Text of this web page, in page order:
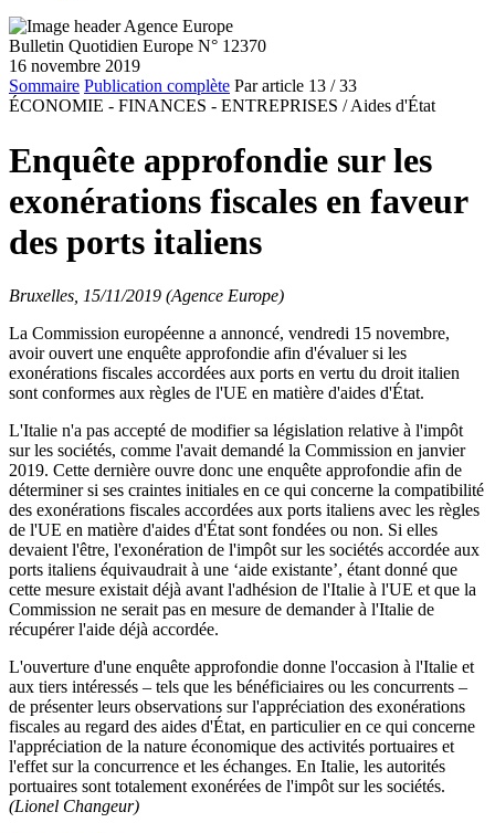
Bulletin Quotidien Europe N° 12370
16 novembre 2019
Sommaire Publication complète Par article 13 / 33
ÉCONOMIE - FINANCES - ENTREPRISES / Aides d'État
Enquête approfondie sur les
exonérations fiscales en faveur
des ports italiens
Bruxelles, 15/11/2019 (Agence Europe)
La Commission européenne a annoncé, vendredi 15 novembre,
avoir ouvert une enquête approfondie afin d'évaluer si les
exonérations fiscales accordées aux ports en vertu du droit italien
sont conformes aux règles de l'UE en matière d'aides d'État.
L'Italie n'a pas accepté de modifier sa législation relative à l'impôt
sur les sociétés, comme l'avait demandé la Commission en janvier
2019. Cette dernière ouvre donc une enquête approfondie afin de
déterminer si ses craintes initiales en ce qui concerne la compatibilité
des exonérations fiscales accordées aux ports italiens avec les règles
de l'UE en matière d'aides d'État sont fondées ou non. Si elles
devaient l'être, l'exonération de l'impôt sur les sociétés accordée aux
ports italiens équivaudrait à une ‘aide existante’, étant donné que
cette mesure existait déjà avant l'adhésion de l'Italie à l'UE et que la
Commission ne serait pas en mesure de demander à l'Italie de
récupérer l'aide déjà accordée.
L'ouverture d'une enquête approfondie donne l'occasion à l'Italie et
aux tiers intéressés – tels que les bénéficiaires ou les concurrents –
de présenter leurs observations sur l'appréciation des exonérations
fiscales au regard des aides d'État, en particulier en ce qui concerne
l'appréciation de la nature économique des activités portuaires et
l'effet sur la concurrence et les échanges. En Italie, les autorités
portuaires sont totalement exonérées de l'impôt sur les sociétés.
(Lionel Changeur)